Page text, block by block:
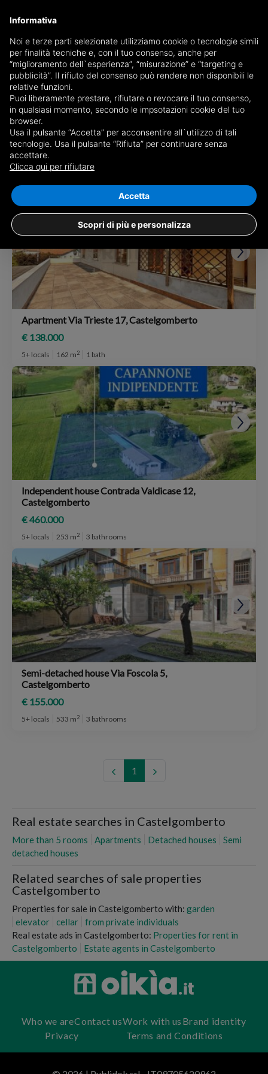
Receive a copy of the newspaper by mail
Choose newspaper
3 results for
Castelgomberto
Apartment Via Trieste 17, Castelgomberto
€ 138.000
5+ locals 162 m2 1 bath
Independent house Contrada Valdicase 12,
Castelgomberto
€ 460.000
5+ locals 253 m2 3 bathrooms
Semi-detached house Via Foscola 5,
Castelgomberto
€ 155.000
5+ locals 533 m2 3 bathrooms
1
Real estate searches in Castelgomberto
More than 5 rooms Apartments Detached houses
Semi
detached houses
Related searches of sale properties
Castelgomberto
Properties for sale in Castelgomberto with: garden
elevator
cellar
from private individuals
Real estate ads in Castelgomberto: Properties for rent in
Castelgomberto
Estate agents in Castelgomberto
Who we areContact usWork with us Brand identity
Privacy
Terms and Conditions
Informativa
Noi e terze parti selezionate utilizziamo cookie o tecnologie simili
per finalità tecniche e, con il tuo consenso, anche per
“miglioramento dell`esperienza”, “misurazione” e “targeting e
pubblicità”. Il rifiuto del consenso può rendere non disponibili le
relative funzioni.
Puoi liberamente prestare, rifiutare o revocare il tuo consenso,
in qualsiasi momento, secondo le impsotazioni cookie del tuo
browser.
Usa il pulsante “Accetta” per acconsentire all`utilizzo di tali
tecnologie. Usa il pulsante “Rifiuta” per continuare senza
accettare.
Clicca qui per rifiutare
Scopri di più e personalizza
Accetta